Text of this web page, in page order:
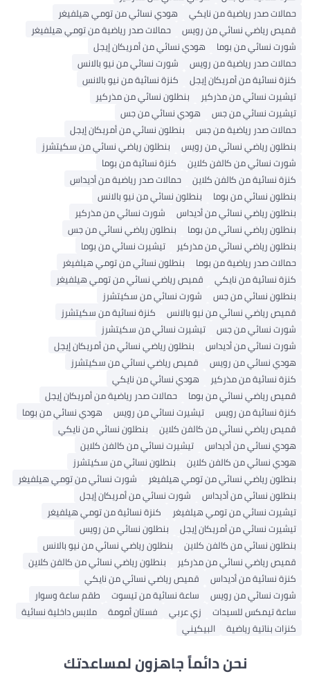
حمالات صدر رياضية من نايكي
هودي نسائي من تومي هيلفيغر
قميص رياضي نسائي من رويس
حمالات صدر رياضية من تومي هيلفيغر
شورت نسائي من بوما
هودي نسائي من أمريكان إيجل
حمالات صدر رياضية من رويس
شورت نسائي من نيو بالانس
كنزة نسائية من أمريكان إيجل
كنزة نسائية من نيو بالانس
تيشيرت نسائي من مذركير
بنطلون نسائي من مذركير
تيشيرت نسائي من جس
هودي نسائي من جس
حمالات صدر رياضية من جس
بنطلون نسائي من أمريكان إيجل
بنطلون رياضي نسائي من رويس
بنطلون رياضي نسائي من سكيتشرز
شورت نسائي من كالفن كلاين
كنزة نسائية من بوما
كنزة نسائية من كالفن كلاين
حمالات صدر رياضية من أديداس
بنطلون نسائي من بوما
بنطلون نسائي من نيو بالانس
بنطلون رياضي نسائي من أديداس
شورت نسائي من مذركير
بنطلون رياضي نسائي من بوما
بنطلون رياضي نسائي من جس
بنطلون رياضي نسائي من مذركير
تيشيرت نسائي من بوما
حمالات صدر رياضية من بوما
بنطلون نسائي من تومي هيلفيغر
كنزة نسائية من نايكي
قميص رياضي نسائي من تومي هيلفيغر
بنطلون نسائي من جس
شورت نسائي من سكيتشرز
قميص رياضي نسائي من نيو بالانس
كنزة نسائية من سكيتشرز
شورت نسائي من جس
تيشيرت نسائي من سكيتشرز
شورت نسائي من أديداس
بنطلون رياضي نسائي من أمريكان إيجل
هودي نسائي من رويس
قميص رياضي نسائي من سكيتشرز
كنزة نسائية من مذركير
هودي نسائي من نايكي
قميص رياضي نسائي من بوما
حمالات صدر رياضية من أمريكان إيجل
كنزة نسائية من رويس
تيشيرت نسائي من رويس
هودي نسائي من بوما
قميص رياضي نسائي من كالفن كلاين
بنطلون نسائي من نايكي
هودي نسائي من أديداس
تيشيرت نسائي من كالفن كلاين
هودي نسائي من كالفن كلاين
بنطلون نسائي من سكيتشرز
بنطلون رياضي نسائي من تومي هيلفيغر
شورت نسائي من تومي هيلفيغر
بنطلون نسائي من أديداس
شورت نسائي من أمريكان إيجل
تيشيرت نسائي من تومي هيلفيغر
كنزة نسائية من تومي هيلفيغر
تيشيرت نسائي من أمريكان إيجل
بنطلون نسائي من رويس
بنطلون نسائي من كالفن كلاين
بنطلون رياضي نسائي من نيو بالانس
قميص رياضي نسائي من مذركير
بنطلون رياضي نسائي من كالفن كلاين
كنزة نسائية من أديداس
قميص رياضي نسائي من نايكي
شورت نسائي من رويس
ساعة نسائية من تيسوت
طقم ساعة وسوار
ساعة تيمكس للسيدات
زي عربي فستان أمومة
ملابس داخلية نسائية
كنزات بناتية رياضية
البيكيني
نحن دائماً جاهزون لمساعدتك